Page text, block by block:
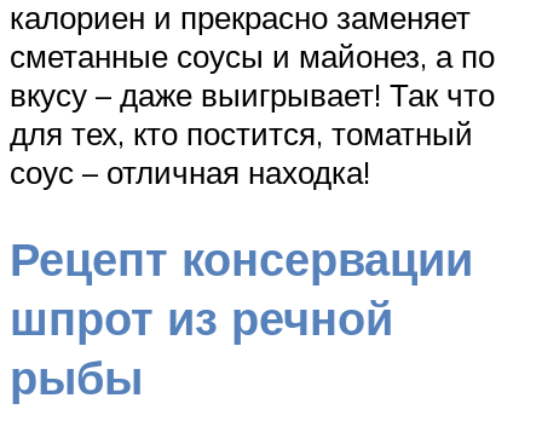
калориен и прекрасно заменяет
сметанные соусы и майонез, а по
вкусу – даже выигрывает! Так что
для тех, кто постится, томатный
соус – отличная находка!
Рецепт консервации
шпрот из речной
рыбы